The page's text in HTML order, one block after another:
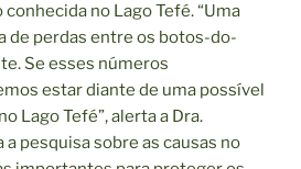
no Lago Tefé. “Uma
de perdas entre os botos-do-
Se esses números
estar diante de uma possível
Lago Tefé”, alerta a Dra.
pesquisa sobre as causas no